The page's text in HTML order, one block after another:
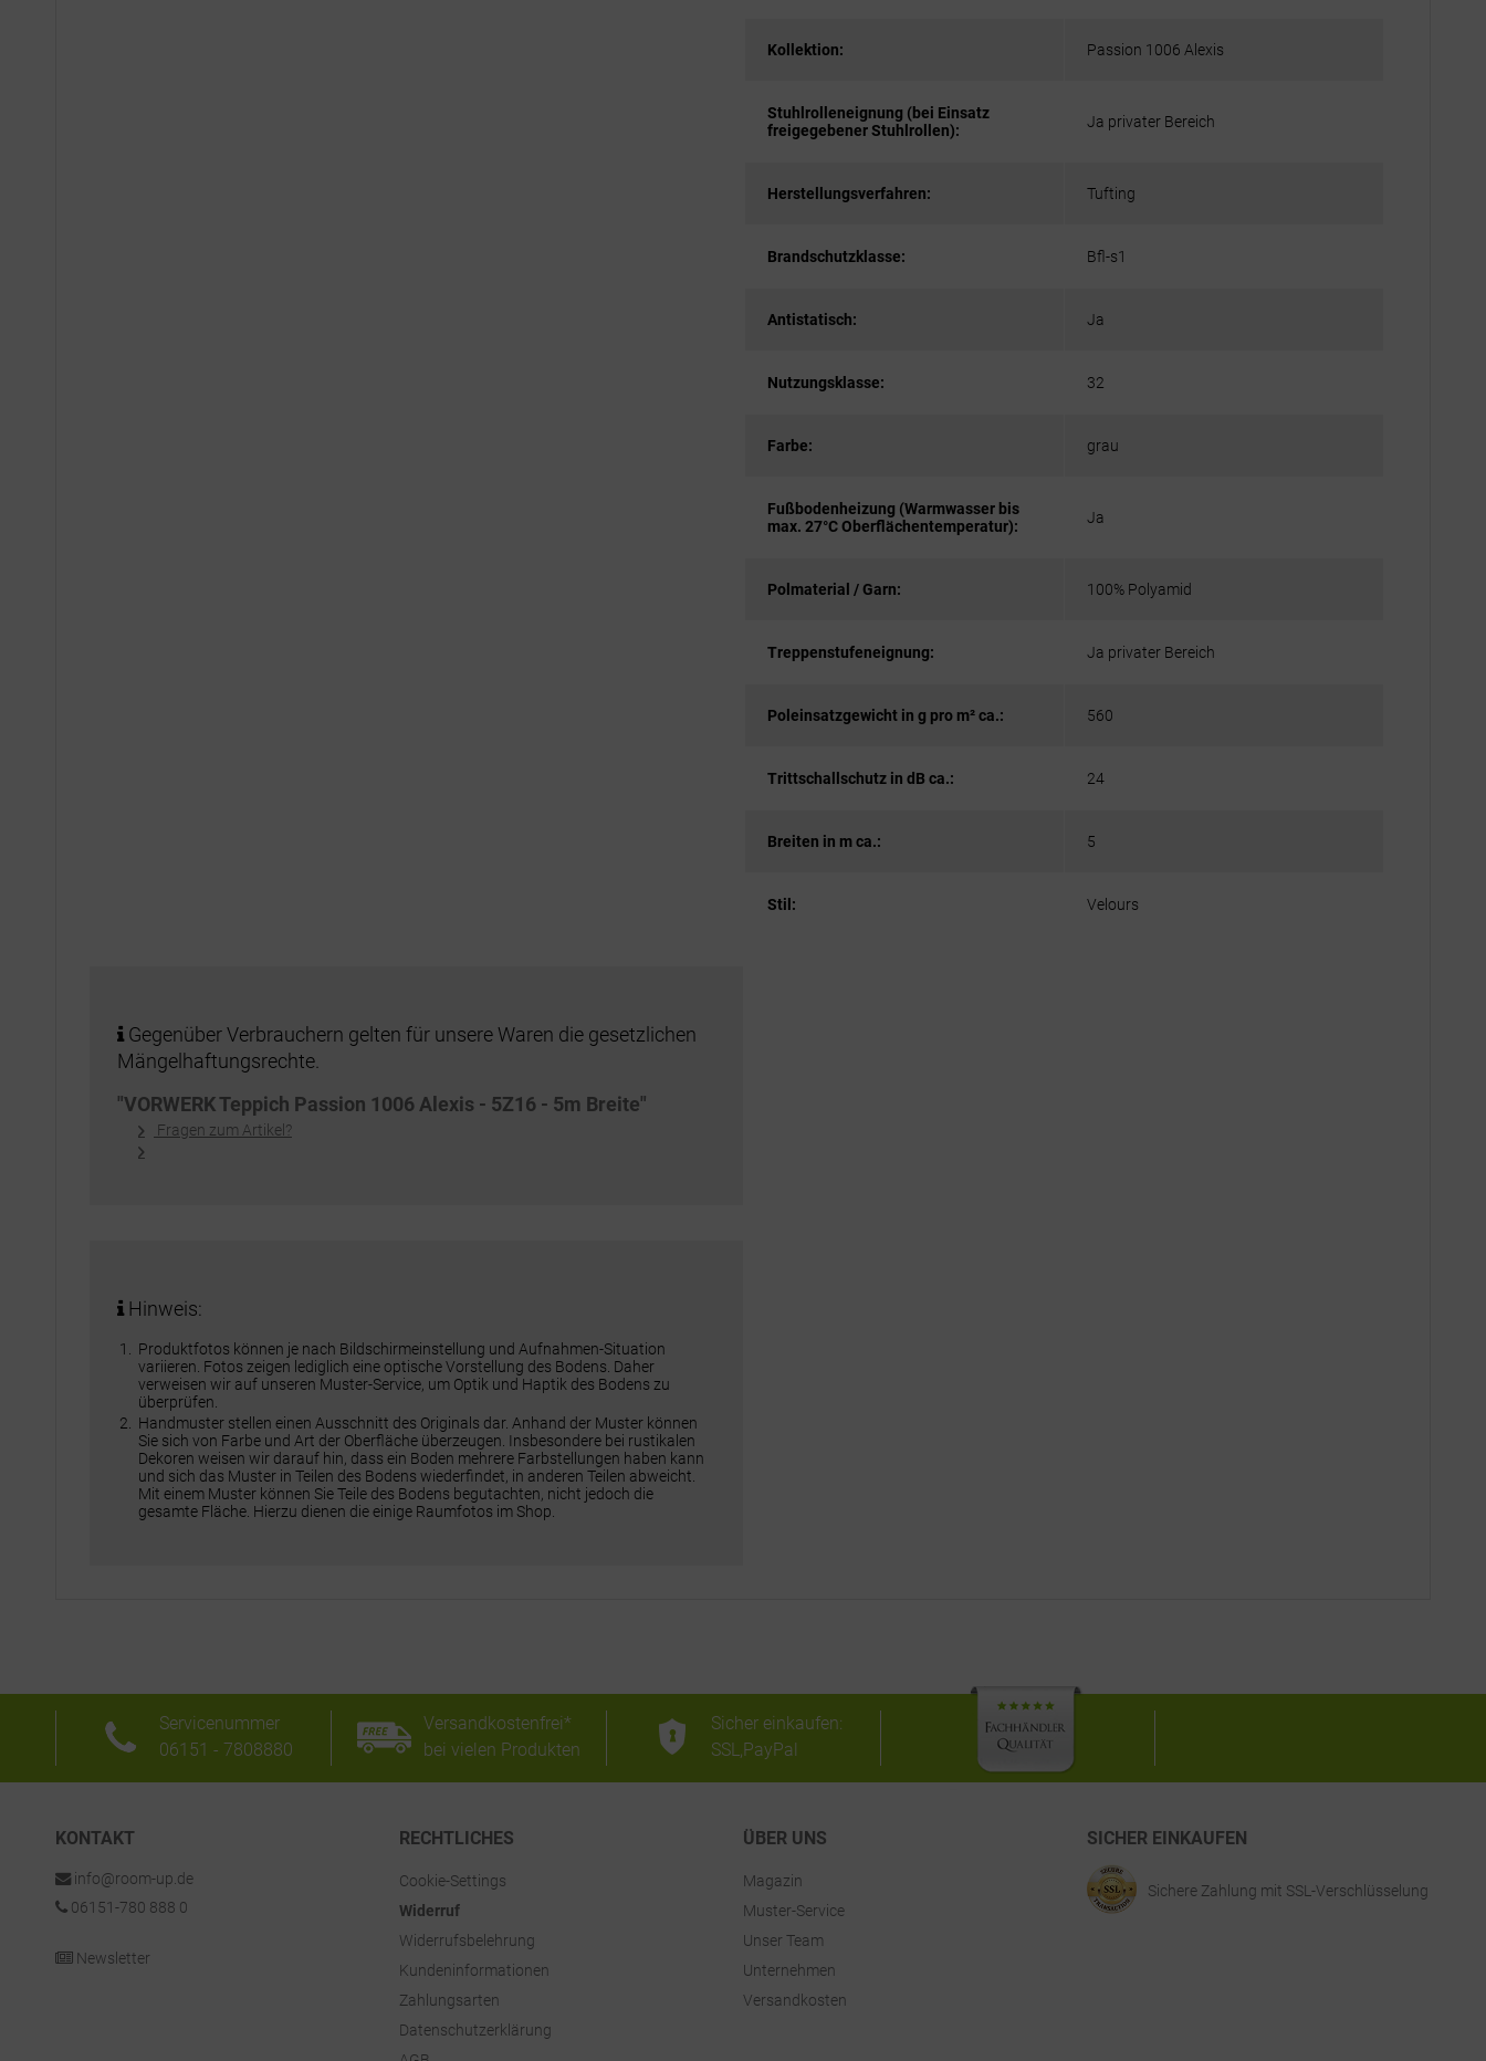
Kollektion: Passion 1006 Alexis
Stuhlrolleneignung (bei Einsatz
freigegebener Stuhlrollen):
Ja privater Bereich
Herstellungsverfahren: Tufting
Brandschutzklasse: Bfl-s1
Antistatisch: Ja
Nutzungsklasse: 32
Farbe: grau
Fußbodenheizung (Warmwasser bis
max. 27°C Oberflächentemperatur):
Ja
Polmaterial / Garn: 100% Polyamid
Treppenstufeneignung: Ja privater Bereich
Poleinsatzgewicht in g pro m² ca.: 560
Trittschallschutz in dB ca.: 24
Breiten in m ca.: 5
Stil: Velours
Gegenüber Verbrauchern gelten für unsere Waren die gesetzlichen
Mängelhaftungsrechte.
"VORWERK Teppich Passion 1006 Alexis - 5Z16 - 5m Breite"
Fragen zum Artikel?
Hinweis:
Produktfotos können je nach Bildschirmeinstellung und Aufnahmen-Situation
variieren. Fotos zeigen lediglich eine optische Vorstellung des Bodens. Daher
verweisen wir auf unseren Muster-Service, um Optik und Haptik des Bodens zu
überprüfen.
Handmuster stellen einen Ausschnitt des Originals dar. Anhand der Muster können
Sie sich von Farbe und Art der Oberfläche überzeugen. Insbesondere bei rustikalen
Dekoren weisen wir darauf hin, dass ein Boden mehrere Farbstellungen haben kann
und sich das Muster in Teilen des Bodens wiederfindet, in anderen Teilen abweicht.
Mit einem Muster können Sie Teile des Bodens begutachten, nicht jedoch die
gesamte Fläche. Hierzu dienen die einige Raumfotos im Shop.
Servicenummer
06151 - 7808880
Versandkostenfrei*
bei vielen Produkten
Sicher einkaufen:
SSL,PayPal
KONTAKT
info@room-up.de
06151-780 888 0
Newsletter
RECHTLICHES
Cookie-Settings
Widerruf
Widerrufsbelehrung
Kundeninformationen
Zahlungsarten
Datenschutzerklärung
ÜBER UNS
Magazin
Muster-Service
Unser Team
Unternehmen
Versandkosten
SICHER EINKAUFEN
Sichere Zahlung mit SSL-Verschlüsselung